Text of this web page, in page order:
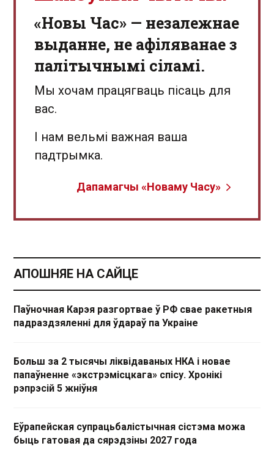
«Новы Час» — незалежнае
выданне, не афіляванае з
палітычнымі сіламі.
Мы хочам працягваць пісаць для
вас.
І нам вельмі важная ваша
падтрымка.
Дапамагчы «Новаму Часу»
АПОШНЯЕ НА САЙЦЕ
Паўночная Карэя разгортвае ў РФ свае ракетныя
падраздзяленні для ўдараў па Украіне
Больш за 2 тысячы ліквідаваных НКА і новае
папаўненне «экстрэмісцкага» спісу. Хронікі
рэпрэсій 5 жніўня
Еўрапейская супрацьбалістычная сістэма можа
быць гатовая да сярэдзіны 2027 года